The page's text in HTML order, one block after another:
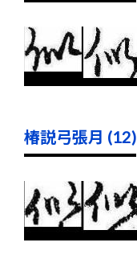
椿説弓張月 (12)